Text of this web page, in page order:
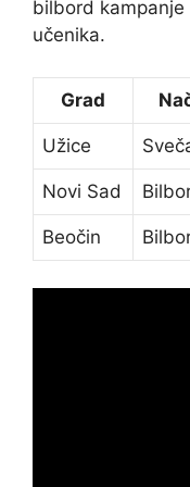
bilbord
učenika.
Grad
Užice
Novi Sad
Beočin